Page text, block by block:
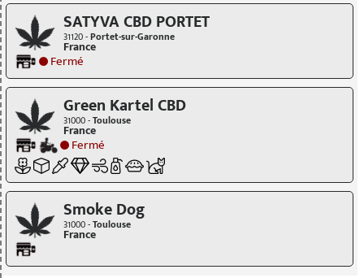
SATYVA CBD PORTET
31120 -Portet-sur-Garonne
France
Fermé
Green Kartel CBD
31000 -Toulouse
France
Fermé
Smoke Dog
31000 -Toulouse
France